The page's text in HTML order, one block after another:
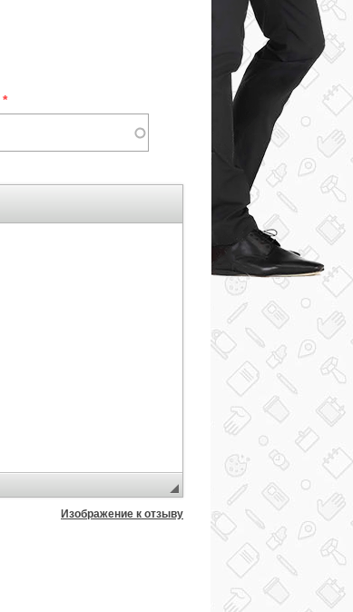
*
Изображение к отзыву